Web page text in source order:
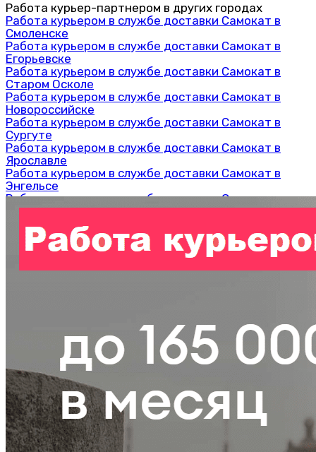
Работа курьер-партнером в других городах
Работа курьером в службе доставки Самокат в
Смоленске
Работа курьером в службе доставки Самокат в
Егорьевске
Работа курьером в службе доставки Самокат в
Старом Осколе
Работа курьером в службе доставки Самокат в
Новороссийске
Работа курьером в службе доставки Самокат в
Сургуте
Работа курьером в службе доставки Самокат в
Ярославле
Работа курьером в службе доставки Самокат в
Энгельсе
Работа курьером в службе доставки Самокат в
Череповце